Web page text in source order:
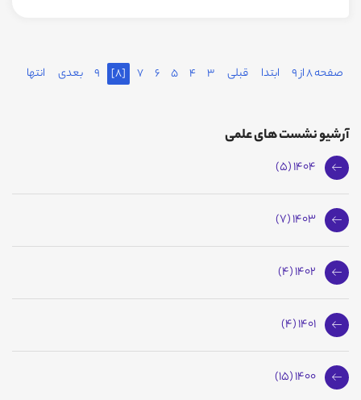
صفحه 8 از 9 ابتدا قبلی 3
4
5
6
7
[8]
9 بعدی انتها
آرشیو نشست های علمی
1404 (5)
1403 (7)
1402 (4)
1401 (4)
1400 (15)